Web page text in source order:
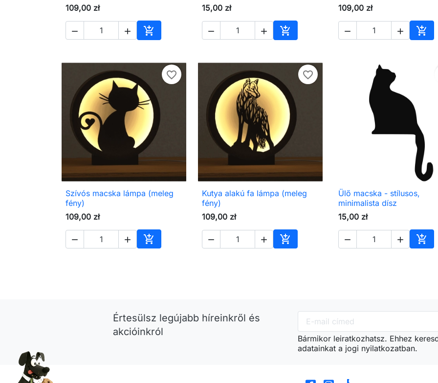
109,00 zł
  
Kosárba
15,00 zł
  
Kosárba
109,00 zł
  
favorite_border
 Előnézet
Szívós macska lámpa (meleg
fény)
109,00 zł
  
Kosárba
favorite_border
 Előnézet
Kutya alakú fa lámpa (meleg
fény)
109,00 zł
  
Kosárba
 Előnézet
Ülő macska - stílusos,
minimalista dísz
15,00 zł
  
Értesülsz legújabb híreinkről és
akcióinkról
Bármikor leiratkozhatsz. Ehhez
adatainkat a jogi nyilatkozatban.